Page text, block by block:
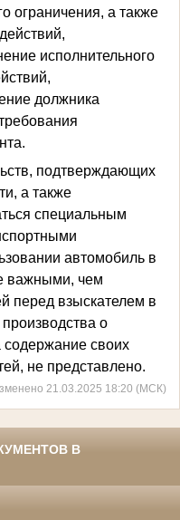
ограничения, а также
исполнительного
должника
подтверждающих
а также
специальным
автомобиль в
важными, чем
перед взыскателем в
о
содержание своих
не представлено.
21.03.2025 18:20 (МСК)
В